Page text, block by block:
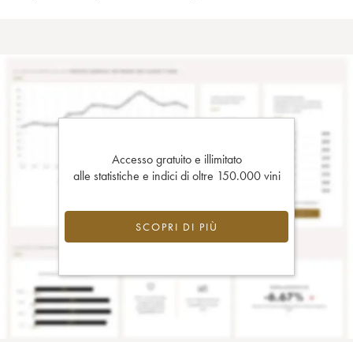
Accesso gratuito e illimitato
alle statistiche e indici di oltre 150.000 vini
SCOPRI DI PIÙ